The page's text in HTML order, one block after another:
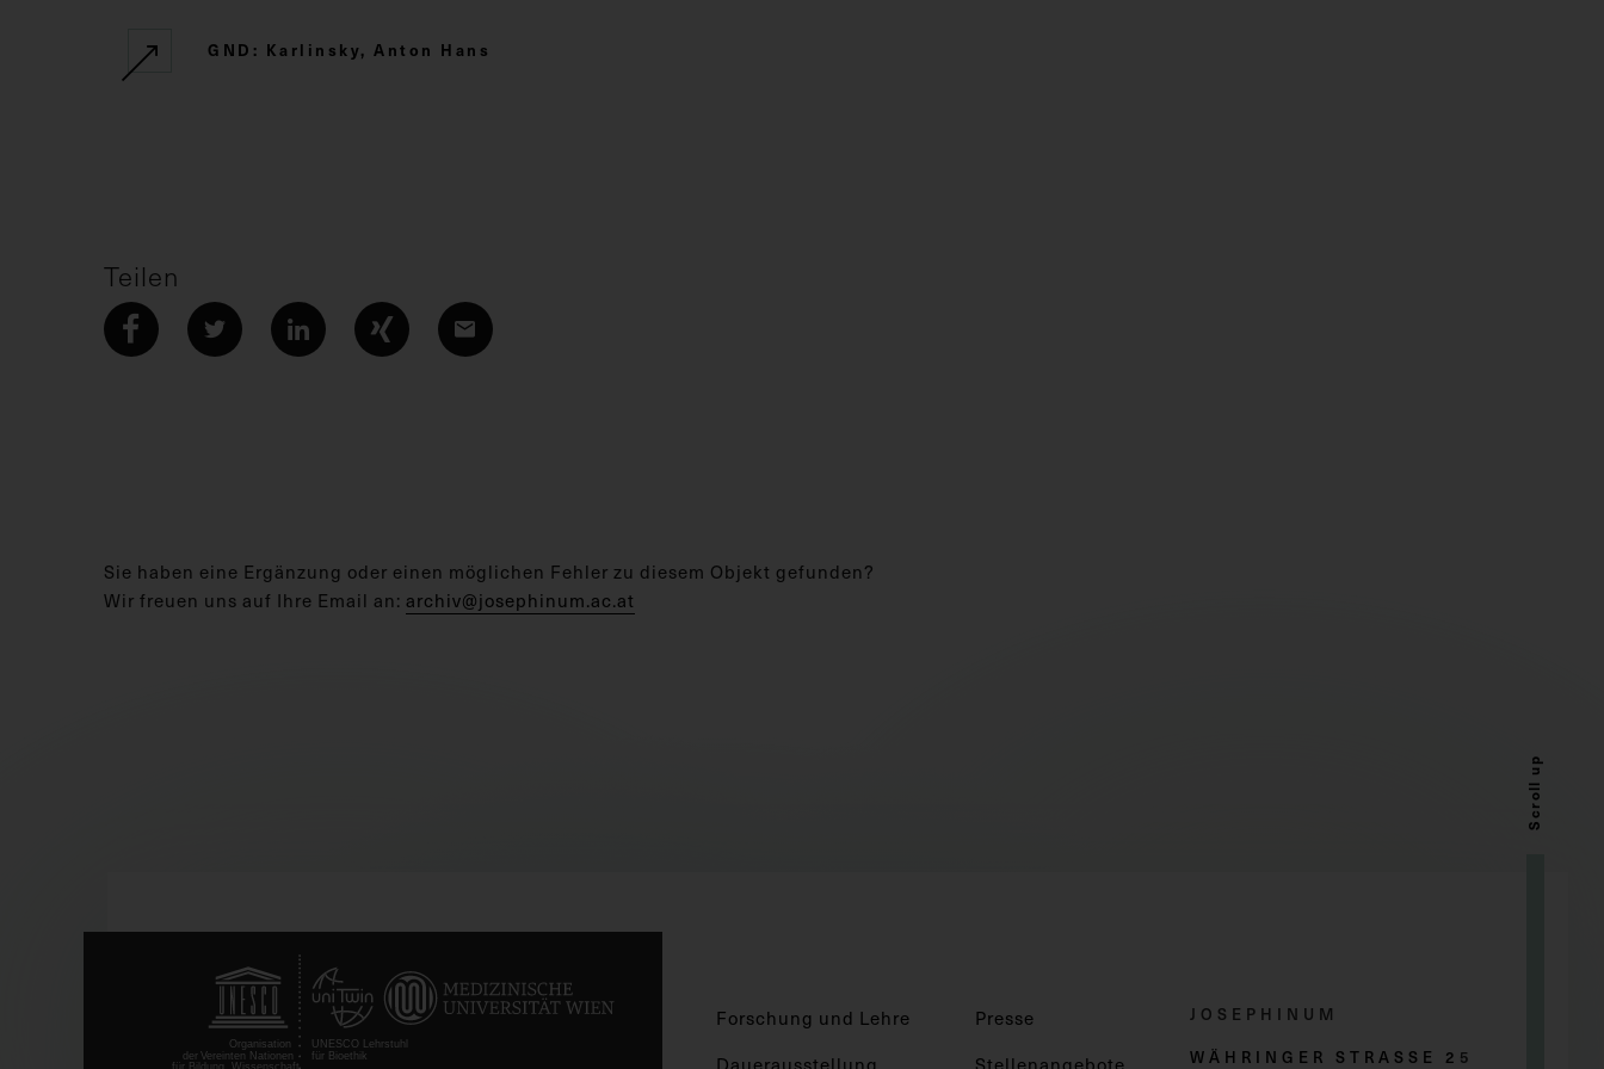
GND: Karlinsky, Anton Hans
Teilen
Sie haben eine Ergänzung oder einen möglichen Fehler zu diesem Objekt gefunden?
Wir freuen uns auf Ihre Email an: archiv@josephinum.ac.at
Scroll up
Forschung und Lehre
Presse
JOSEPHINUM
WÄHRINGER STRASSE 2 5